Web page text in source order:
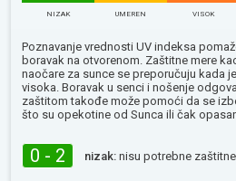
NIZAK UMEREN VISOK
Poznavanje vrednosti UV indeksa
boravak na otvorenom. Zaštitne mere
naočare za sunce se preporučuju kada
visoka. Boravak u senci i nošenje
zaštitom takođe može pomoći da se
što su opekotine od Sunca ili čak
0 - 2 nizak: nisu potrebne zaštitne